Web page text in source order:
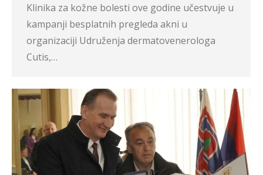
Klinika za kožne bolesti ove godine učestvuje u
kampanji besplatnih pregleda akni u
organizaciji Udruženja dermatovenerologa
Cutis,…